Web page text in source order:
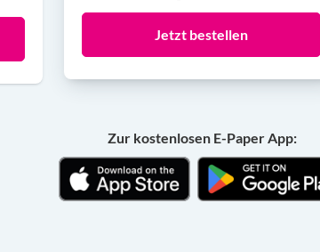
Jetzt bestellen
Zur kostenlosen E-Paper App: